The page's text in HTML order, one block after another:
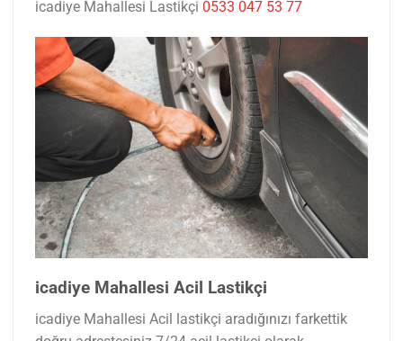
icadiye Mahallesi Lastikçi 0533 047 53 77
icadiye Mahallesi Acil Lastikçi
icadiye Mahallesi Acil lastikçi aradığınızı farkettik